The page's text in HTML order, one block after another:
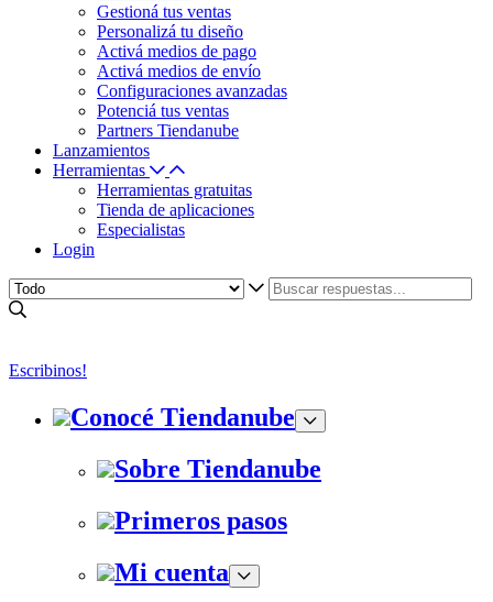
Gestioná tus ventas
Personalizá tu diseño
Activá medios de pago
Activá medios de envío
Configuraciones avanzadas
Potenciá tus ventas
Partners Tiendanube
Lanzamientos
Herramientas
Herramientas gratuitas
Tienda de aplicaciones
Especialistas
Login
Escribinos!
Conocé Tiendanube
Sobre Tiendanube
Primeros pasos
Mi cuenta